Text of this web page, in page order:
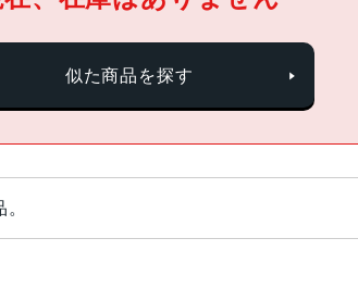
似た商品を探す